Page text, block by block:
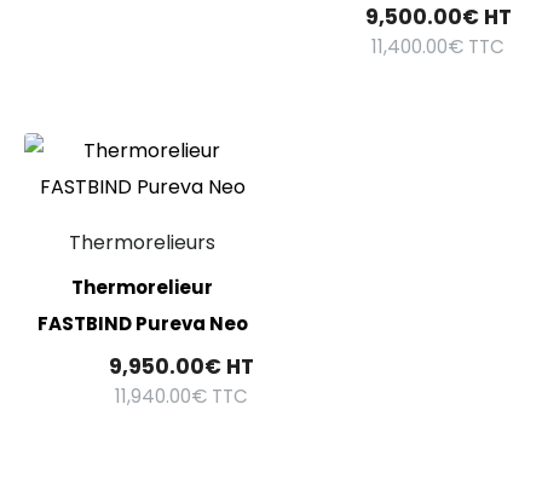
9,500.00€ HT
11,400.00€ TTC
Thermorelieurs
Thermorelieur
FASTBIND Pureva Neo
9,950.00€ HT
11,940.00€ TTC